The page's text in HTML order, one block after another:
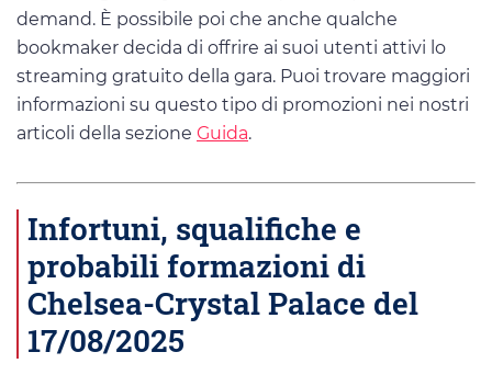
demand. È possibile poi che anche qualche
bookmaker decida di offrire ai suoi utenti attivi lo
streaming gratuito della gara. Puoi trovare maggiori
informazioni su questo tipo di promozioni nei nostri
articoli della sezione Guida.
Infortuni, squalifiche e
probabili formazioni di
Chelsea-Crystal Palace del
17/08/2025